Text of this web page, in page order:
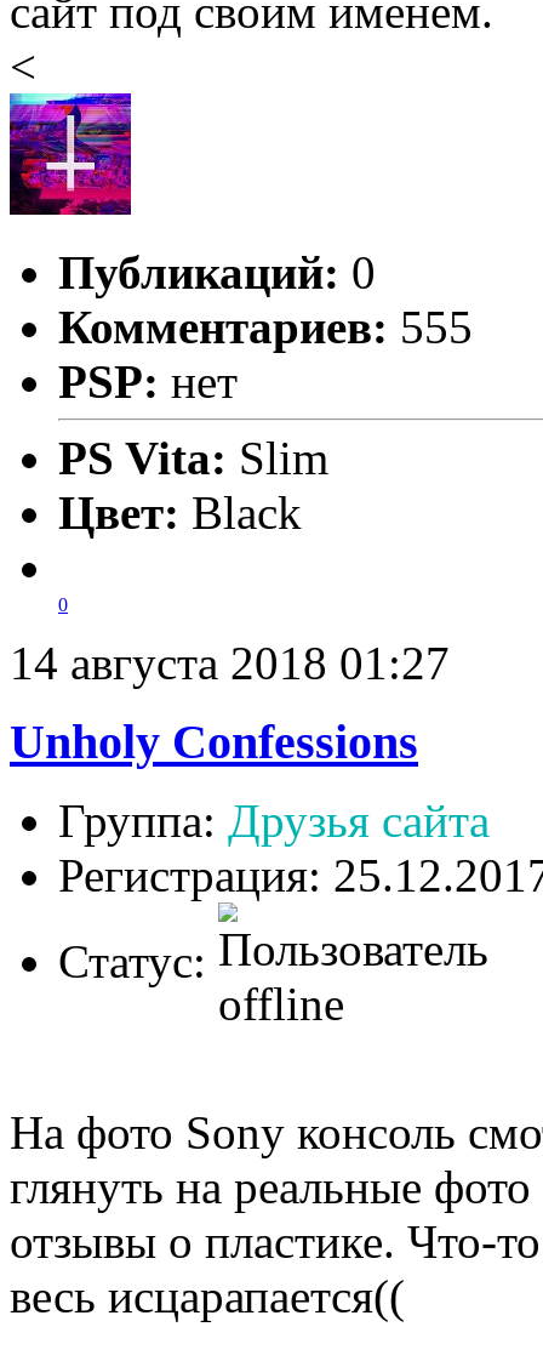
сайт под своим именем.
<
Публикаций: 0
Комментариев: 555
PSP: нет
PS Vita: Slim
Цвет: Black
0
14 августа 2018 01:27
Unholy Confessions
Группа: Друзья сайта
Регистрация:
Статус:
На фото Sony консоль
глянуть на реальные
отзывы о пластике. Что-
весь исцарапается((